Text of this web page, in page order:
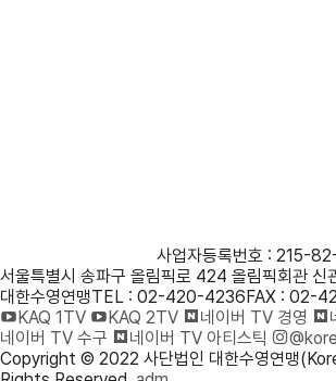
사업자등록번호 : 215-
서울특별시 송파구 올림픽로 424 올림픽회관 신
대한수영연맹TEL : 02-420-4236 FAX : 02-
KAQ 1TV
KAQ 2TV 네이버 TV 경영
네이버 TV 수구
네이버 TV 아티스틱
Copyright © 2022 사단법인 대한수영연맹